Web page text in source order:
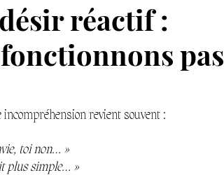
réactif :
pas
revient souvent :
toi non… »
plus simple… »